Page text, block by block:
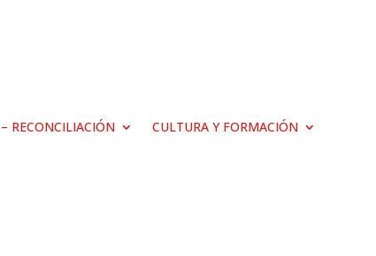
RECONCILIACIÓN CULTURA Y FORMACIÓN